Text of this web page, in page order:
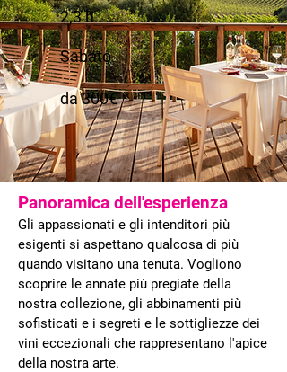
2,3 h
Sabato
da 300€
Panoramica dell'esperienza
Gli appassionati e gli intenditori più
esigenti si aspettano qualcosa di più
quando visitano una tenuta. Vogliono
scoprire le annate più pregiate della
nostra collezione, gli abbinamenti più
sofisticati e i segreti e le sottigliezze dei
vini eccezionali che rappresentano l'apice
della nostra arte.